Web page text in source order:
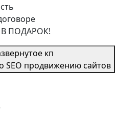
В ПОДАРОК!
кп
SEO продвижению сайтов